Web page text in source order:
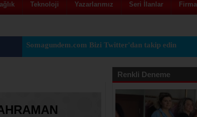
Teknoloji Yazarlarımız Seri İlanlar
Somagundem.com Bizi Twitter'dan takip edin
Renkli Deneme